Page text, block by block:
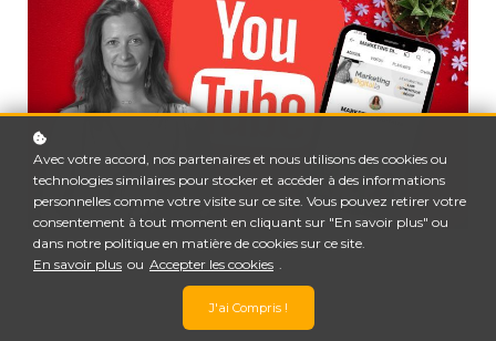
Avec votre accord, nos partenaires et nous utilisons des cookies ou
technologies similaires pour stocker et accéder à des informations
personnelles comme votre visite sur ce site. Vous pouvez retirer votre
consentement à tout moment en cliquant sur "En savoir plus" ou
dans notre politique en matière de cookies sur ce site.
En savoir plus ou Accepter les cookies .
J'ai Compris !